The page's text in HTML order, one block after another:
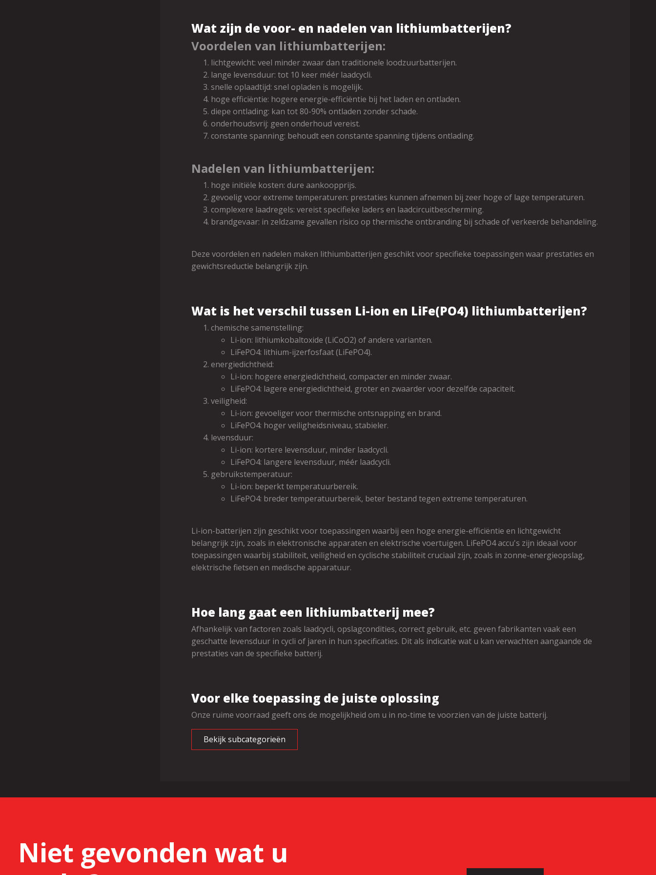
Wat zijn de voor- en nadelen van lithiumbatterijen?
Voordelen van lithiumbatterijen:
lichtgewicht: veel minder zwaar dan traditionele loodzuurbatterijen.
lange levensduur: tot 10 keer méér laadcycli.
snelle oplaadtijd: snel opladen is mogelijk.
hoge efficiëntie: hogere energie-efficiëntie bij het laden en ontladen.
diepe ontlading: kan tot 80-90% ontladen zonder schade.
onderhoudsvrij: geen onderhoud vereist.
constante spanning: behoudt een constante spanning tijdens ontlading.
Nadelen van lithiumbatterijen:
hoge initiële kosten: dure aankoopprijs.
gevoelig voor extreme temperaturen: prestaties kunnen afnemen bij zeer hoge of lage temperaturen.
complexere laadregels: vereist specifieke laders en laadcircuitbescherming.
brandgevaar: in zeldzame gevallen risico op thermische ontbranding bij schade of verkeerde behandeling.
Deze voordelen en nadelen maken lithiumbatterijen geschikt voor specifieke toepassingen waar prestaties en
gewichtsreductie belangrijk zijn.
Wat is het verschil tussen Li-ion en LiFe(PO4) lithiumbatterijen?
chemische samenstelling:
Li-ion: lithiumkobaltoxide (LiCoO2) of andere varianten.
LiFePO4: lithium-ijzerfosfaat (LiFePO4).
energiedichtheid:
Li-ion: hogere energiedichtheid, compacter en minder zwaar.
LiFePO4: lagere energiedichtheid, groter en zwaarder voor dezelfde capaciteit.
veiligheid:
Li-ion: gevoeliger voor thermische ontsnapping en brand.
LiFePO4: hoger veiligheidsniveau, stabieler.
levensduur:
Li-ion: kortere levensduur, minder laadcycli.
LiFePO4: langere levensduur, méér laadcycli.
gebruikstemperatuur:
Li-ion: beperkt temperatuurbereik.
LiFePO4: breder temperatuurbereik, beter bestand tegen extreme temperaturen.
Li-ion-batterijen zijn geschikt voor toepassingen waarbij een hoge energie-efficiëntie en lichtgewicht
belangrijk zijn, zoals in elektronische apparaten en elektrische voertuigen. LiFePO4 accu's zijn ideaal voor
toepassingen waarbij stabiliteit, veiligheid en cyclische stabiliteit cruciaal zijn, zoals in zonne-energieopslag,
elektrische fietsen en medische apparatuur.
Hoe lang gaat een lithiumbatterij mee?
Afhankelijk van factoren zoals laadcycli, opslagcondities, correct gebruik, etc. geven fabrikanten vaak een
geschatte levensduur in cycli of jaren in hun specificaties. Dit als indicatie wat u kan verwachten aangaande de
prestaties van de specifieke batterij.
Voor elke toepassing de juiste oplossing
Onze ruime voorraad geeft ons de mogelijkheid om u in no-time te voorzien van de juiste batterij.
Bekijk subcategorieën
Niet gevonden wat u